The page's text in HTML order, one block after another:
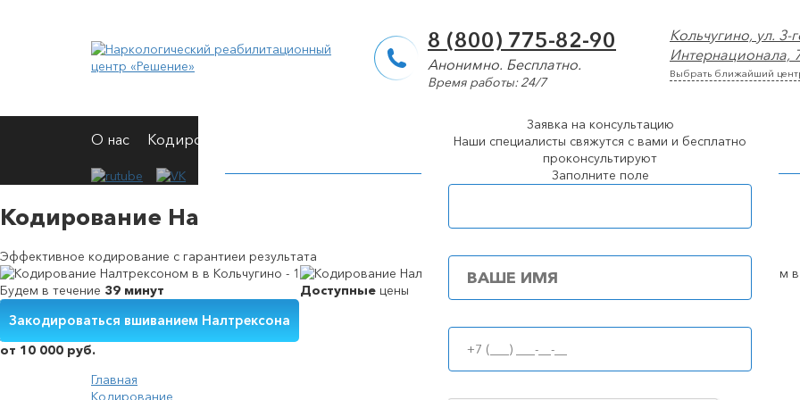
8 (800) 775-82-90
Анонимно. Бесплатно.
Время работы: 24/7
Кольчугино, ул. 3-
Интернационала,
Выбрать ближайший
О нас Кодирование Лечение алкоголизма Лечение наркомании
Кодирование Налтрексоном в в Кольчугино
Эффективное кодирование с гарантией результата
Будем в течение 39 минут Доступные цены
Закодироваться вшиванием Налтрексона
от 10 000 руб.
Главная
Кодирование
Заявка на консультацию
Наши специалисты свяжутся с вами и бесплатно
проконсультируют
Заполните поле